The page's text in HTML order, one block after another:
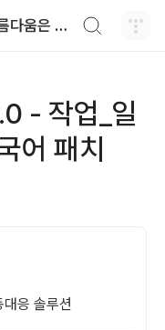
💗지금 이 순간, 나의 아름다움은 가장 빛난다!
- 작업_일
어 패치
응 솔루션